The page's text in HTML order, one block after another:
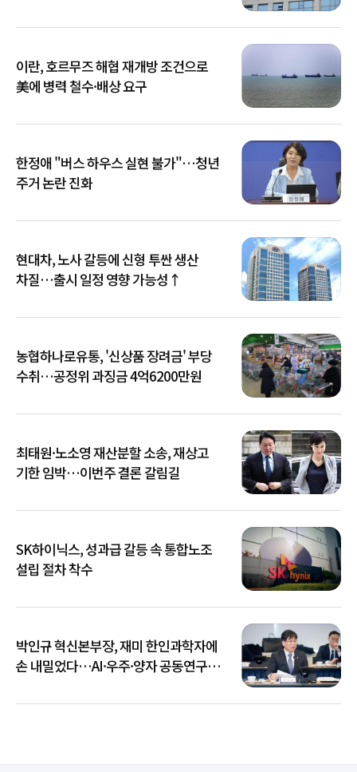
이란, 호르무즈 해협 재개방 조건으로
美에 병력 철수·배상 요구
한정애 "버스 하우스 실현 불가"…청년
주거 논란 진화
현대차, 노사 갈등에 신형 투싼 생산
차질…출시 일정 영향 가능성↑
농협하나로유통, '신상품 장려금' 부당
수취…공정위 과징금 4억6200만원
최태원·노소영 재산분할 소송, 재상고
기한 임박…이번주 결론 갈림길
SK하이닉스, 성과급 갈등 속 통합노조
설립 절차 착수
박인규 혁신본부장, 재미 한인과학자에
손 내밀었다…AI·우주·양자 공동연구